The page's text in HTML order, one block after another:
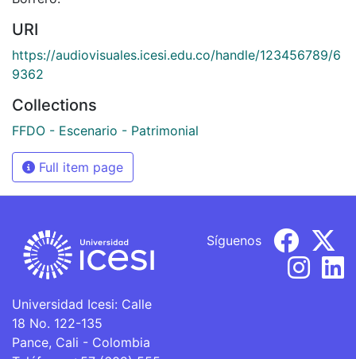
URI
https://audiovisuales.icesi.edu.co/handle/123456789/6
9362
Collections
FFDO - Escenario - Patrimonial
Full item page
Universidad Icesi: Calle
18 No. 122-135
Pance, Cali - Colombia
Síguenos